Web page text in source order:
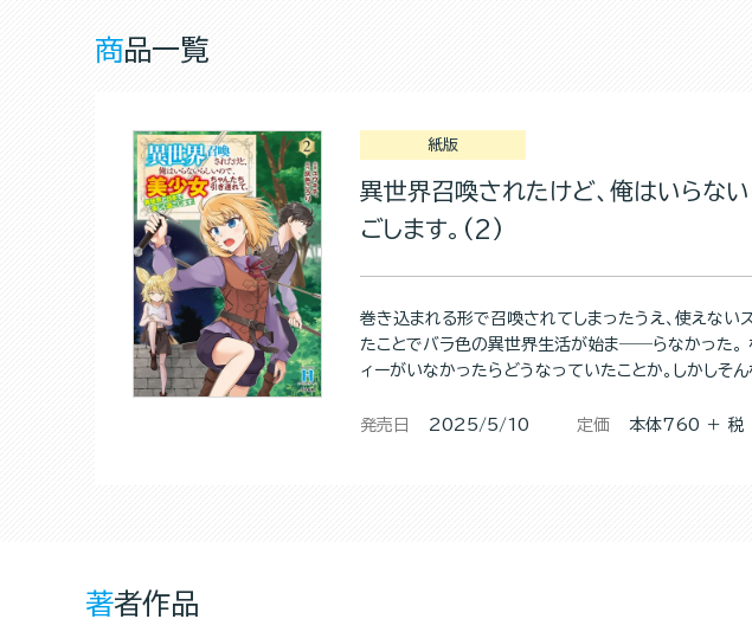
商品一覧
紙版
異世界召喚されたけど、俺はいらな
ごします。(2)
巻き込まれる形で召喚されてしまったうえ、使えな
たことでバラ色の異世界生活が始ま――らなかった。
ィーがいなかったらどうなっていたことか。しかし
発売日 2025/5/10 定価 本体760 ＋ 税
著者作品